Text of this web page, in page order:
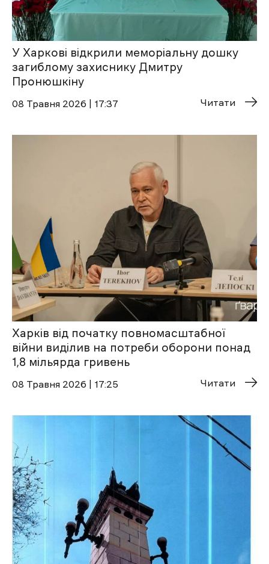
У Харкові відкрили меморіальну дошку
загиблому захиснику Дмитру
Пронюшкіну
08 Травня 2026 | 17:37 Читати
Харків від початку повномасштабної
війни виділив на потреби оборони понад
1,8 мільярда гривень
08 Травня 2026 | 17:25 Читати